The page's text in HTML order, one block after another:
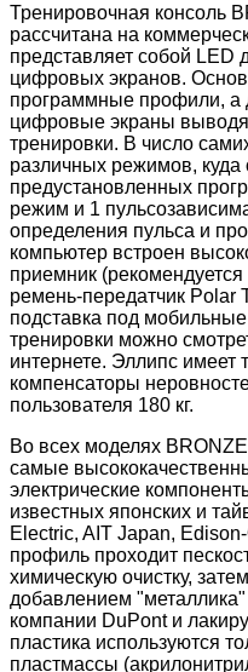
Тренировочная консоль
рассчитана на
представляет собой LED
цифровых экранов.
программные профили, а
цифровые экраны
тренировки. В число
различных режимов, куда
предустановленных
режим и 1
определения пульса и
компьютер встроен
приемник (рекомендуется
ремень-передатчик Polar
подставка под
тренировки можно
интернете. Эллипс имеет
компенсаторы
пользователя 180 кг.
Во всех моделях
самые
электрические
известных японских и
Electric, AIT Japan,
профиль проходит
химическую очистку,
добавлением
компании DuPont и
пластика используются
пластмассы